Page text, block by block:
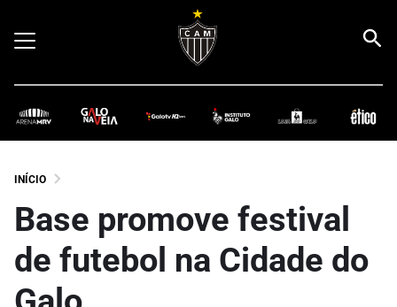
INÍCIO
Base promove festival
de futebol na Cidade do